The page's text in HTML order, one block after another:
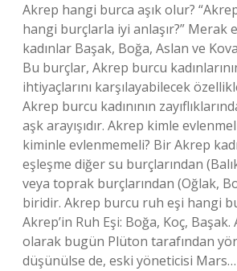
Akrep hangi burca aşık olur?
hangi burçlarla iyi anlaşır?” Merak
kadınlar Başak, Boğa, Aslan ve
Bu burçlar, Akrep burcu
ihtiyaçlarını karşılayabilecek
Akrep burcu kadınının
aşk arayışıdır. Akrep kimle
kiminle evlenmemeli? Bir Akrep
eşleşme diğer su burçlarından
veya toprak burçlarından (Oğlak,
biridir. Akrep burcu ruh eşi hangi
Akrep’in Ruh Eşi: Boğa, Koç,
olarak bugün Plüton tarafından
düşünülse de, eski yöneticisi Mars…